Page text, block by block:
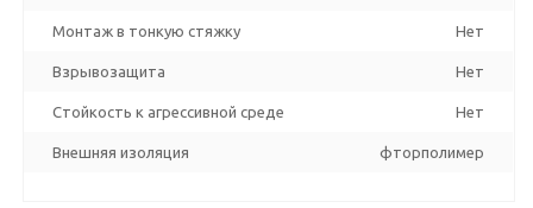
Монтаж в тонкую стяжку Нет
Взрывозащита Нет
Стойкость к агрессивной среде Нет
Внешняя изоляция фторполимер